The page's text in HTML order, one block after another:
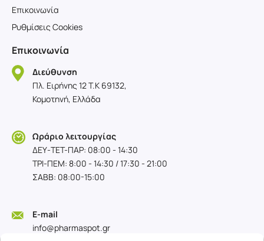
Επικοινωνία
Ρυθμίσεις Cookies
Επικοινωνία
Διεύθυνση
Πλ. Ειρήνης 12 T.K 69132,
Κομοτηνή, Ελλάδα
Ωράριο λειτουργίας
ΔΕΥ-TET-ΠΑΡ: 08:00 - 14:30
ΤΡΙ-ΠΕΜ: 8:00 - 14:30 / 17:30 - 21:00
ΣΑΒΒ: 08:00-15:00
E-mail
info@pharmaspot.gr